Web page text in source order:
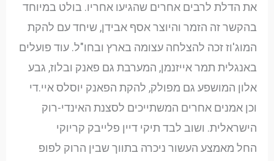
את הדלת לרבים אחרים שהגיעו אחריו. בולט במיוחד
בהקשר זה הזמר והיוצר אסף אבידן, שיחד עם להקת
המוג'וז זכה להצלחה עצומה בארץ ובחו"ל. עוד פועלים
באנגלית תמר אייזנמן, המערבת גם פאנק ובלוז, גבע
אלון המושפע גם מפולק, להקת הפאנק יוסלס איי.די
וכן אמנים אחרים המשתייכים לסצנת האינדי-רוק
הישראלית. ושוב לבד תיקי דיין פלייבק קריוקי
החל מאמצע העשור ניכרה בתווך שבין הרוק לפופ